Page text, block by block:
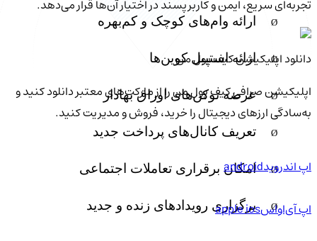
Ø ارائه وام‌های کوچک و کم‌بهره
Ø ارائه استیبل کوین‌ها
Ø عرضه توکن‌های اوراق بهادار
Ø تعریف کانال‌های پرداخت جدید
Ø امکان برقراری تعاملات اجتماعی
Ø برگزاری رویدادهای زنده و جدید
تجربه‌ای سریع، ایمن و کاربرپسند در اختیار آن‌ها قرار می‌دهد.
دانلود اپلیکیشن کیف‌ پول من
اپلیکیشن صرافی کیف پول من را از مارکت‌های معتبر دانلود کنید و
به‌سادگی ارزهای دیجیتال را خرید، فروش و مدیریت کنید.
اپ اندرویدandroid
اپ آی‌او‌اسapple ios